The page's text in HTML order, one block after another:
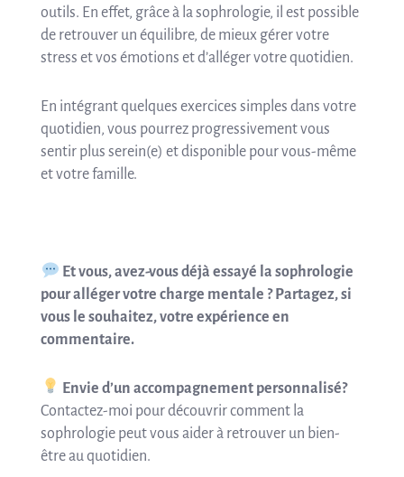
outils. En effet, grâce à la sophrologie, il est possible
de retrouver un équilibre, de mieux gérer votre
stress et vos émotions et d’alléger votre quotidien.
En intégrant quelques exercices simples dans votre
quotidien, vous pourrez progressivement vous
sentir plus serein(e) et disponible pour vous-même
et votre famille.
Et vous, avez-vous déjà essayé la sophrologie
pour alléger votre charge mentale ? Partagez, si
vous le souhaitez, votre expérience en
commentaire.
Envie d’un accompagnement personnalisé?
Contactez-moi pour découvrir comment la
sophrologie peut vous aider à retrouver un bien-
être au quotidien.